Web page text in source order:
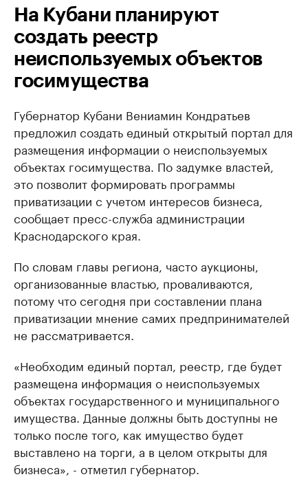
На Кубани планируют
создать реестр
неиспользуемых объектов
госимущества
Губернатор Кубани Вениамин Кондратьев
предложил создать единый открытый портал для
размещения информации о неиспользуемых
объектах госимущества. По задумке властей,
это позволит формировать программы
приватизации с учетом интересов бизнеса,
сообщает пресс-служба администрации
Краснодарского края.
По словам главы региона, часто аукционы,
организованные властью, проваливаются,
потому что сегодня при составлении плана
приватизации мнение самих предпринимателей
не рассматривается.
«Необходим единый портал, реестр, где будет
размещена информация о неиспользуемых
объектах государственного и муниципального
имущества. Данные должны быть доступны не
только после того, как имущество будет
выставлено на торги, а в целом открыты для
бизнеса», - отметил губернатор.